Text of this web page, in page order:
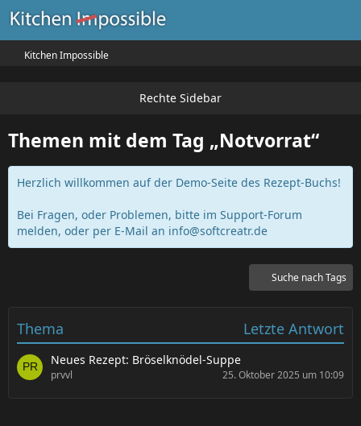
Kitchen Impossible
Themen mit dem Tag „Notvorrat“
Herzlich willkommen auf der Demo-Seite des Rezept-Buchs!
Bei Fragen, oder Problemen, bitte im Support-Forum
melden, oder per E-Mail an info@softcreatr.de
Suche nach Tags
Thema Letzte Antwort
Neues Rezept: Bröselknödel-Suppe
prvvl 25. Oktober 2025 um 10:09